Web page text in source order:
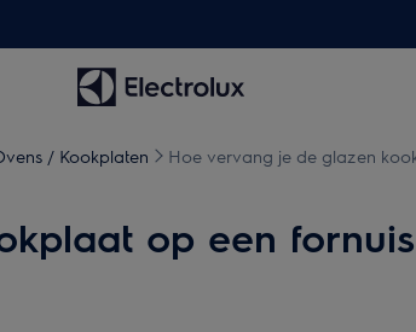
/ Kookplaten Hoe vervang je de glazen
op een